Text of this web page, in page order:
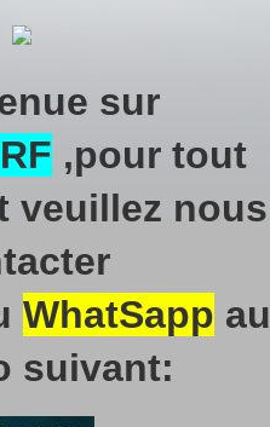
sur
,pour tout
veuillez nous
WhatSapp au
suivant: